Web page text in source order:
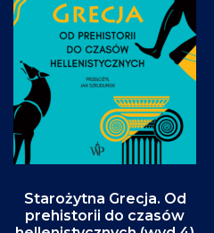
Starożytna Grecja. Od
prehistorii do czasów